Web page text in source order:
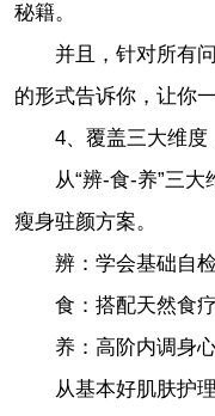
秘籍。
并且，针对所有问
的形式告诉你，让你
4、覆盖三大维度
从“辨-食-养”三大
瘦身驻颜方案。
辨：学会基础自检
食：搭配天然食疗
养：高阶内调身心
从基本好肌肤护理